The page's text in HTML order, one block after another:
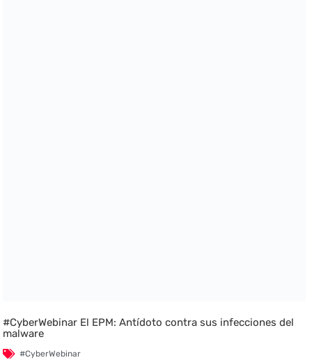
#CyberWebinar El EPM: Antídoto contra sus infecciones del
malware
#CyberWebinar